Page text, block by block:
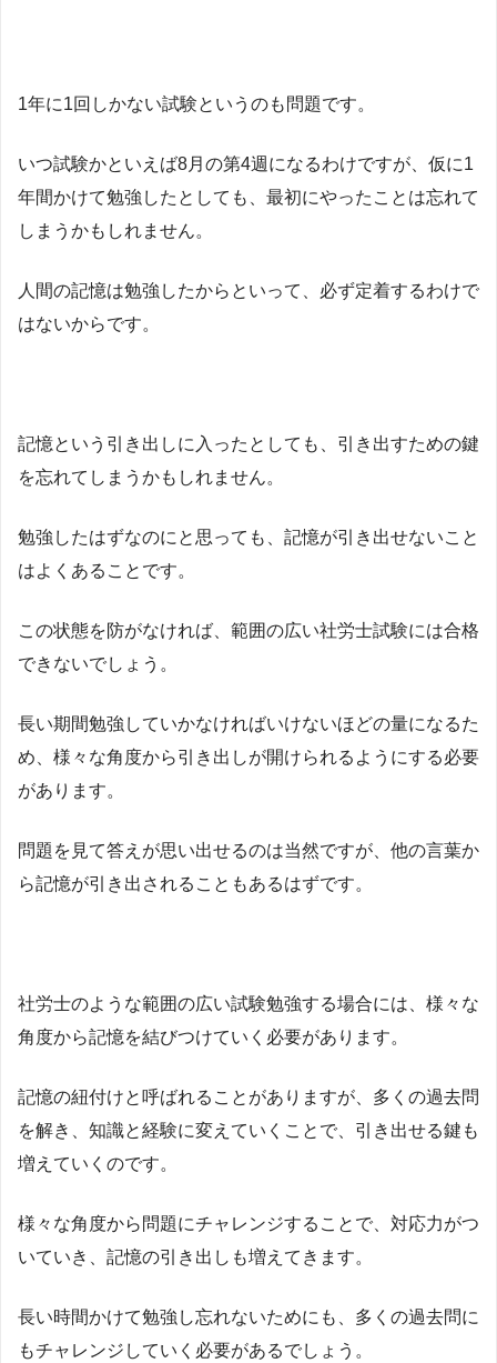
1年に1回しかない試験というのも問題です。
いつ試験かといえば8月の第4週になるわけですが、仮に1
年間かけて勉強したとしても、最初にやったことは忘れて
しまうかもしれません。
人間の記憶は勉強したからといって、必ず定着するわけで
はないからです。
記憶という引き出しに入ったとしても、引き出すための鍵
を忘れてしまうかもしれません。
勉強したはずなのにと思っても、記憶が引き出せないこと
はよくあることです。
この状態を防がなければ、範囲の広い社労士試験には合格
できないでしょう。
長い期間勉強していかなければいけないほどの量になるた
め、様々な角度から引き出しが開けられるようにする必要
があります。
問題を見て答えが思い出せるのは当然ですが、他の言葉か
ら記憶が引き出されることもあるはずです。
社労士のような範囲の広い試験勉強する場合には、様々な
角度から記憶を結びつけていく必要があります。
記憶の紐付けと呼ばれることがありますが、多くの過去問
を解き、知識と経験に変えていくことで、引き出せる鍵も
増えていくのです。
様々な角度から問題にチャレンジすることで、対応力がつ
いていき、記憶の引き出しも増えてきます。
長い時間かけて勉強し忘れないためにも、多くの過去問に
もチャレンジしていく必要があるでしょう。